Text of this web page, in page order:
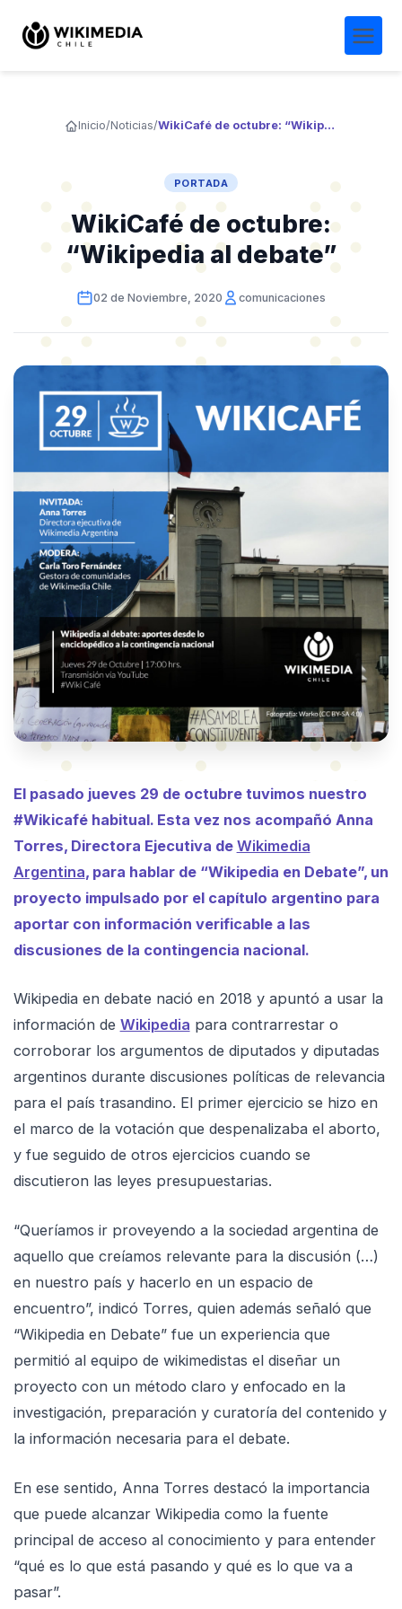
Inicio/Noticias/ WikiCafé de octubre: “Wikipedia al debate”
PORTADA
WikiCafé de octubre:
“Wikipedia al debate”
02 de Noviembre, 2020 comunicaciones
El pasado jueves 29 de octubre tuvimos nuestro
#Wikicafé habitual. Esta vez nos acompañó Anna
Torres, Directora Ejecutiva de Wikimedia
Argentina, para hablar de “Wikipedia en Debate”, un
proyecto impulsado por el capítulo argentino para
aportar con información verificable a las
discusiones de la contingencia nacional.
Wikipedia en debate nació en 2018 y apuntó a usar la
información de Wikipedia para contrarrestar o
corroborar los argumentos de diputados y diputadas
argentinos durante discusiones políticas de relevancia
para el país trasandino. El primer ejercicio se hizo en
el marco de la votación que despenalizaba el aborto,
y fue seguido de otros ejercicios cuando se
discutieron las leyes presupuestarias.
“Queríamos ir proveyendo a la sociedad argentina de
aquello que creíamos relevante para la discusión (…)
en nuestro país y hacerlo en un espacio de
encuentro”, indicó Torres, quien además señaló que
“Wikipedia en Debate” fue un experiencia que
permitió al equipo de wikimedistas el diseñar un
proyecto con un método claro y enfocado en la
investigación, preparación y curatoría del contenido y
la información necesaria para el debate.
En ese sentido, Anna Torres destacó la importancia
que puede alcanzar Wikipedia como la fuente
principal de acceso al conocimiento y para entender
“qué es lo que está pasando y qué es lo que va a
pasar”.